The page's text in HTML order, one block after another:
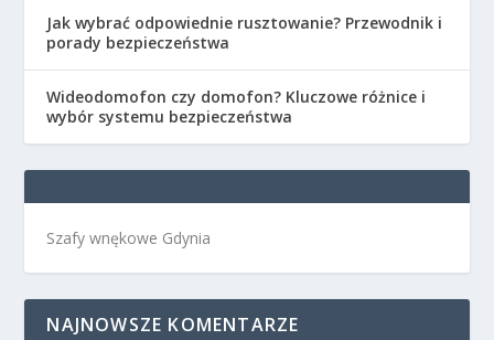
Jak wybrać odpowiednie rusztowanie? Przewodnik i
porady bezpieczeństwa
Wideodomofon czy domofon? Kluczowe różnice i
wybór systemu bezpieczeństwa
Szafy wnękowe Gdynia
NAJNOWSZE KOMENTARZE